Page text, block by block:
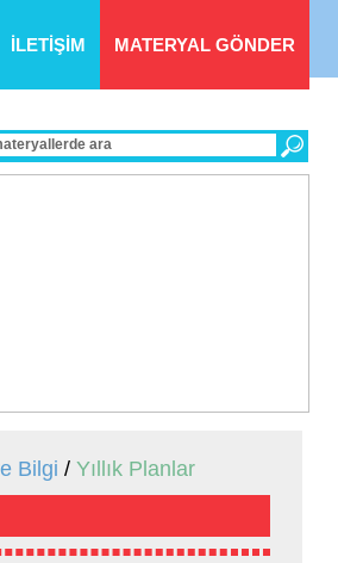
İLETİŞİM MATERYAL GÖNDER
Bilgi / Yıllık Planlar